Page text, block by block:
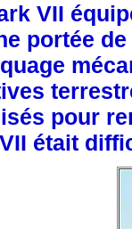
VII
portée
pour
était